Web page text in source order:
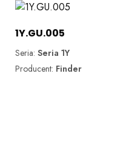
1Y.GU.005
Seria: Seria 1Y
Producent: Finder